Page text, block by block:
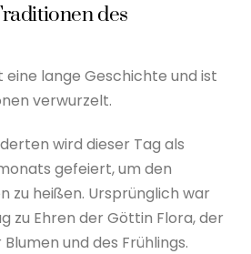
des
lange Geschichte und ist
verwurzelt.
wird dieser Tag als
gefeiert, um den
zu heißen. Ursprünglich war
zu Ehren der Göttin Flora, der
und des Frühlings.